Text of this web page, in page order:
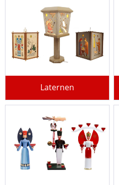
Laternen